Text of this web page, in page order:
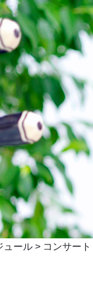
ュール > コンサート